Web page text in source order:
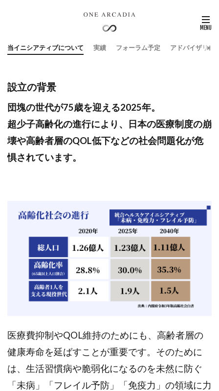
当イニシアティブについて 実績 フォーラム予定 アドバイザリー
設立の背景
団塊の世代が75歳を迎える2025年。
超少子高齢化の進行により、日本の医療制度の崩
壊や高齢者層のQOL低下などの社会問題化が危
惧されています。
医療費抑制やQOL維持のためにも、高齢者層の
健康寿命を延ばすことが重要です。そのために
は、生活習慣病や脆弱化になるのを未然に防ぐ
「未病」「フレイル予防」「免疫力」の領域に力